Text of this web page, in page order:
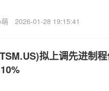
2026-01-28 19:15:41
拟上调先进制